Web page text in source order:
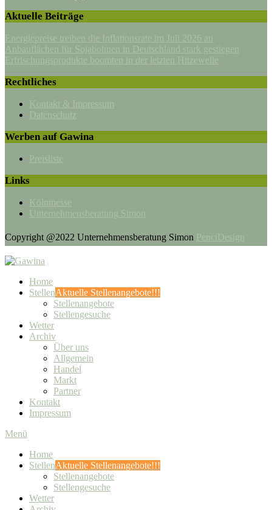
Aktuelle Beiträge
Rechtliches
Werben auf Gawina
Links
Copyright @2022 Unternehmensberatung Simon
Home
StellenAktuelle Stellenangebote!!!
Stellenangebote
Stellengesuche
Wetter
Archiv
Über uns
Allgemein
Handel
Markt
Partner
Kontakt
Impressum
Menü
Home
StellenAktuelle Stellenangebote!!!
Stellenangebote
Stellengesuche
Wetter